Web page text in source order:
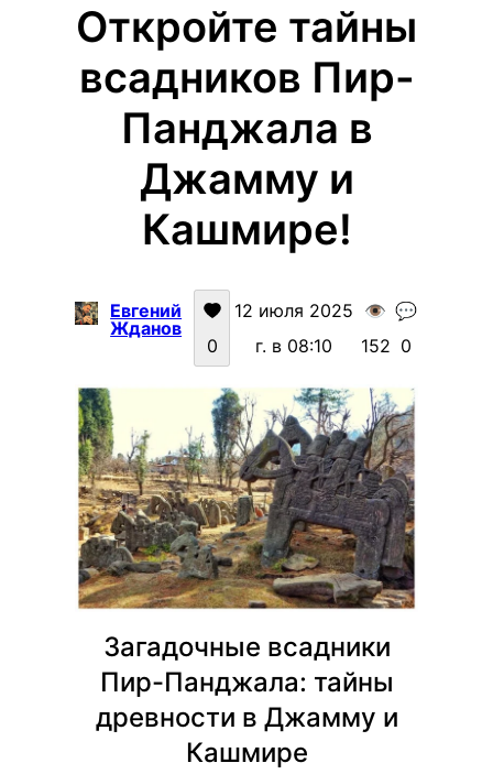
Откройте тайны
всадников Пир-
Панджала в
Джамму и
Кашмире!
Евгений
Жданов
0
12 июля 2025
г. в 08:10
👁️
152
💬
0
Загадочные всадники
Пир-Панджала: тайны
древности в Джамму и
Кашмире